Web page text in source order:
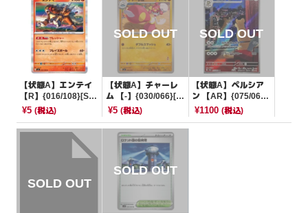
【状態A】エンテイ
【R】{016/108}[SV
3]
¥5 (税込)
【状態A】チャーレ
ム 【-】{030/066}[S
VI]
¥5(税込)
【状態A】ペルシア
ン 【AR】{075/064}
[SV6a]
¥1100 (税込)